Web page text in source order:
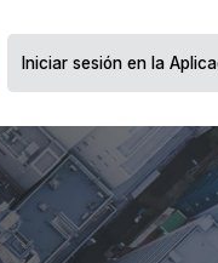
Iniciar sesión en la